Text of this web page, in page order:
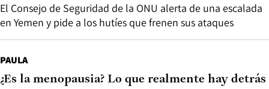
El Consejo de Seguridad de la ONU alerta de una escalada
en Yemen y pide a los hutíes que frenen sus ataques
PAULA
¿Es la menopausia? Lo que realmente hay detrás